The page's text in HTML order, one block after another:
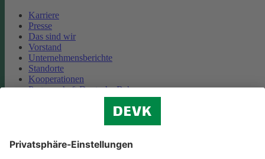
Karriere
Presse
Das sind wir
Vorstand
Unternehmensberichte
Standorte
Kooperationen
Partnerschaft Deutsche Bahn